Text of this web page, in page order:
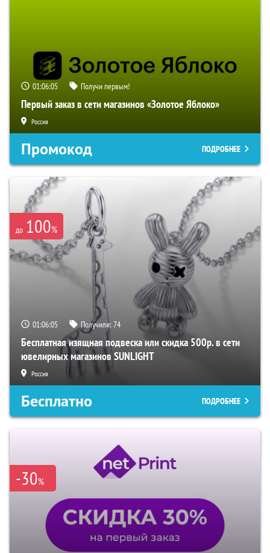
01:06:05 Получи первым!
Первый заказ в сети магазинов «Золотое Яблоко»
Россия
Промокод ПОДРОБНЕЕ
до 100%
01:06:05 Получили:74
Бесплатная изящная подвеска или скидка 500р. в сети
ювелирных магазинов SUNLIGHT
Россия
Бесплатно ПОДРОБНЕЕ
-30%